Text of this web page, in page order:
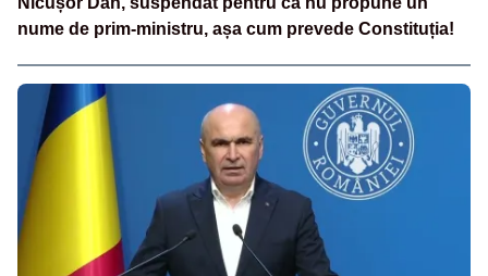
nume de prim-ministru, așa cum prevede Constituția!